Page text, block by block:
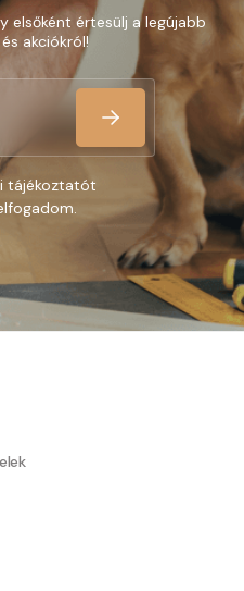
elsőként értesülj a legújabb
akciókról!
tájékoztatót